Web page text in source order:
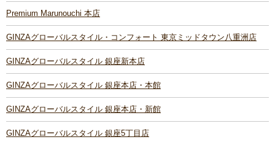
Premium Marunouchi 本店
GINZAグローバルスタイル・コンフォート 東京ミッドタウン八重洲店
GINZAグローバルスタイル 銀座新本店
GINZAグローバルスタイル 銀座本店・本館
GINZAグローバルスタイル 銀座本店・新館
GINZAグローバルスタイル 銀座5丁目店